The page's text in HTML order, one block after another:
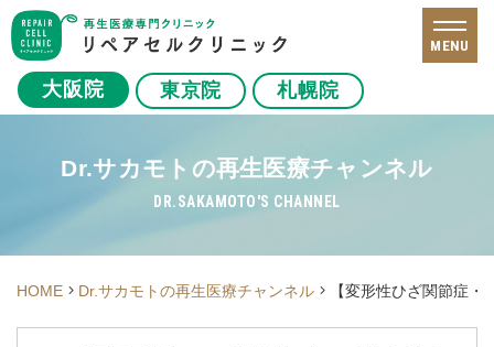
大阪院 東京院 札幌院
MENU
Dr.サカモトの再生医療チャンネル
DR.SAKAMOTO'S CHANNEL
HOME Dr.サカモトの再生医療チャンネル 【変形性ひざ関節症